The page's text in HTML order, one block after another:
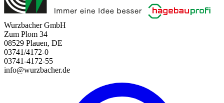
Wurzbacher GmbH
Zum Plom 34
08529 Plauen, DE
03741/4172-0
03741-4172-55
info@wurzbacher.de